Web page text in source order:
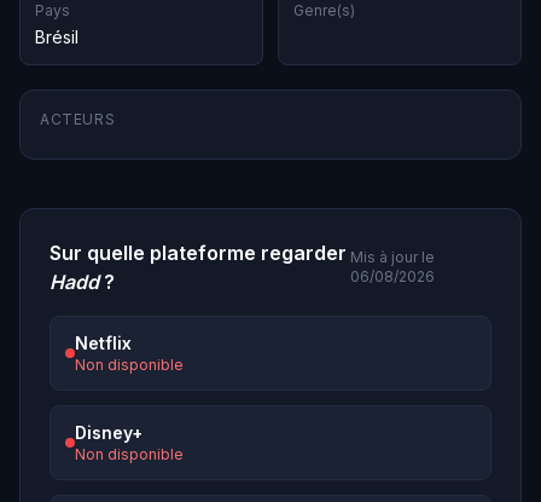
Pays
Brésil
Genre(s)
ACTEURS
Sur quelle plateforme regarder
Hadd?
Mis à jour le
06/08/2026
Netflix
Non disponible
Disney+
Non disponible